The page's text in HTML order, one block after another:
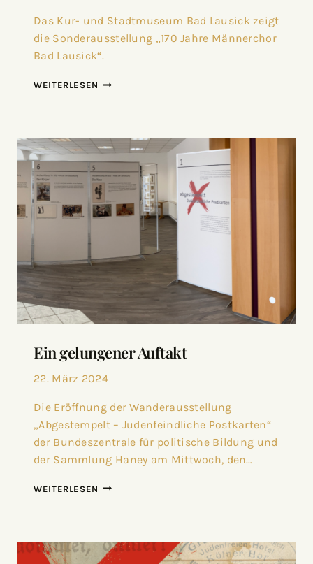
Das Kur- und Stadtmuseum Bad Lausick zeigt
die Sonderausstellung „170 Jahre Männerchor
Bad Lausick“.
WEITERLESEN
Ein gelungener Auftakt
22. März 2024
Die Eröffnung der Wanderausstellung
„Abgestempelt – Judenfeindliche Postkarten“
der Bundeszentrale für politische Bildung und
der Sammlung Haney am Mittwoch, den…
WEITERLESEN